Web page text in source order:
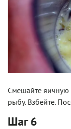
Смешайте яичную
рыбу. Взбейте.
Шаг 6